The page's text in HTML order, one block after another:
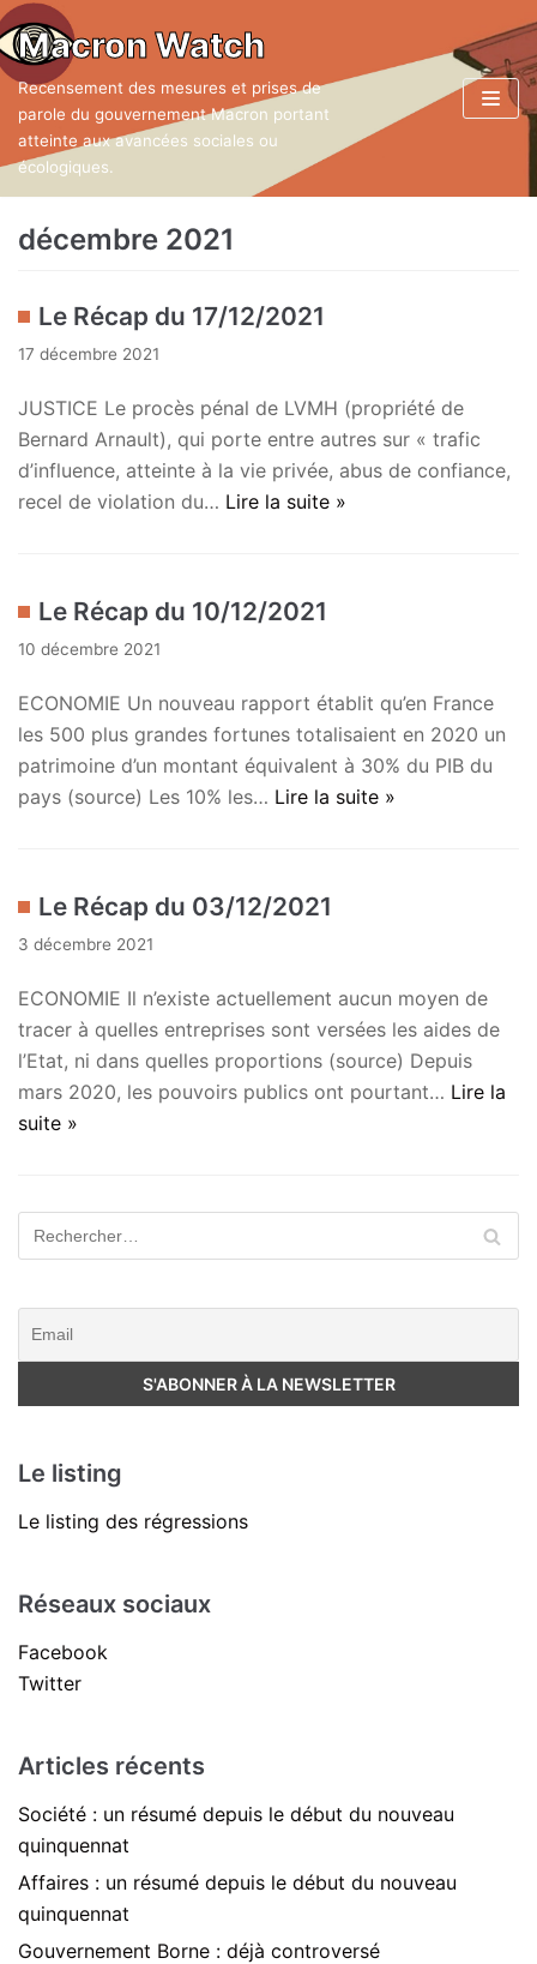
Aller
au
contenu
Macron Watch
Recensement des mesures et prises de
parole du gouvernement Macron portant
atteinte aux avancées sociales ou
écologiques.
décembre 2021
Le Récap du 17/12/2021
17 décembre 2021
JUSTICE Le procès pénal de LVMH (propriété de
Bernard Arnault), qui porte entre autres sur « trafic
d’influence, atteinte à la vie privée, abus de confiance,
recel de violation du… Lire la suite »
Le Récap du 10/12/2021
10 décembre 2021
ECONOMIE Un nouveau rapport établit qu’en France
les 500 plus grandes fortunes totalisaient en 2020 un
patrimoine d’un montant équivalent à 30% du PIB du
pays (source) Les 10% les… Lire la suite »
Le Récap du 03/12/2021
3 décembre 2021
ECONOMIE Il n’existe actuellement aucun moyen de
tracer à quelles entreprises sont versées les aides de
l’Etat, ni dans quelles proportions (source) Depuis
mars 2020, les pouvoirs publics ont pourtant… Lire la
suite »
Le listing
Le listing des régressions
Réseaux sociaux
Facebook
Twitter
Articles récents
Société : un résumé depuis le début du nouveau
quinquennat
Affaires : un résumé depuis le début du nouveau
quinquennat
Gouvernement Borne : déjà controversé